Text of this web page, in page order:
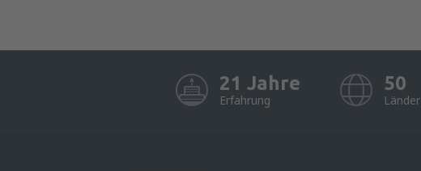
21 Jahre
Erfahrung
50
Länder